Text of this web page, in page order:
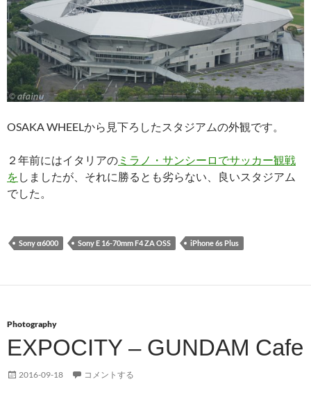
OSAKA WHEELから見下ろしたスタジアムの外観です。
２年前にはイタリアの ミラノ・サンシーロでサッカー観戦
を しましたが、それに勝るとも劣らない、良いスタジアム
でした。
Sony α6000 Sony E 16-70mm F4 ZA OSS iPhone 6s Plus
Photography
EXPOCITY – GUNDAM Cafe
2016-09-18 コメントする